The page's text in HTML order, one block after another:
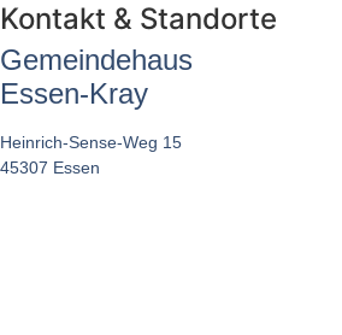
Kontakt & Standorte
Gemeindehaus
Essen-Kray
Heinrich-Sense-Weg 15
45307 Essen